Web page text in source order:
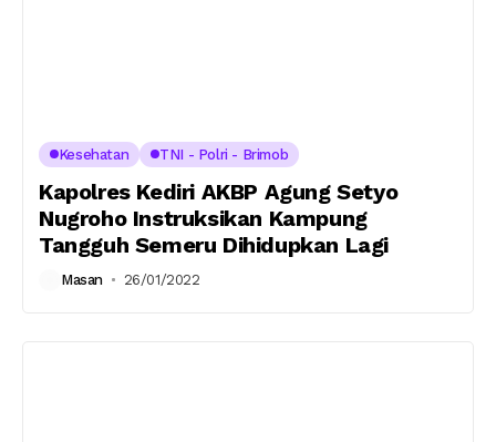
Kesehatan TNI - Polri - Brimob
Kapolres Kediri AKBP Agung Setyo
Nugroho Instruksikan Kampung
Tangguh Semeru Dihidupkan Lagi
Masan 26/01/2022